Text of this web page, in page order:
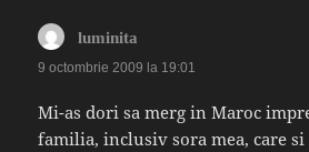
luminita
9 octombrie 2009 la 19:01
Mi-as dori sa merg in Maroc
familia, inclusiv sora mea, care si